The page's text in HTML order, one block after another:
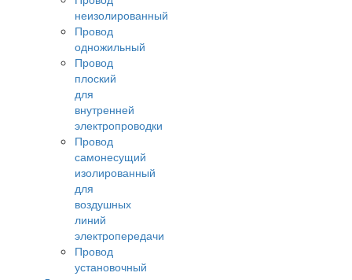
неизолированный
Провод
одножильный
Провод
плоский
для
внутренней
электропроводки
Провод
самонесущий
изолированный
для
воздушных
линий
электропередачи
Провод
установочный